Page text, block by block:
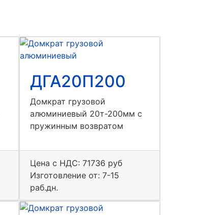
ДГА20П200
Домкрат грузовой
алюминиевый 20т-200мм с
пружинным возвратом
Цена с НДС: 71736 руб
Изготовление от: 7-15
раб.дн.